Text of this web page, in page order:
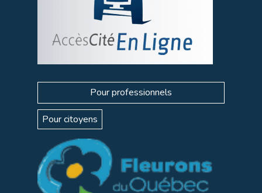
Pour professionnels
Pour citoyens